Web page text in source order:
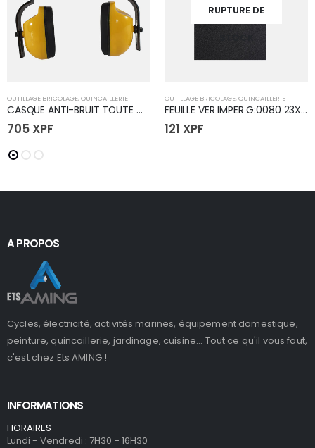
OUTILLAGE BRICOLAGE, QUINCAILLERIE
CASQUE ANTI-BRUIT TOUTE MARQUE
705 XPF
RUPTURE DE
OUTILLAGE BRICOLAGE, QUINCAILLERIE
FEUILLE VER IMPER G:0080 23X28
121 XPF
A PROPOS
Cycles, électricité, activités marines, équipement domestique,
peinture, quincaillerie, jardinage, cuisine... Tout ce qu'il vous faut,
c'est chez Ets AMING !
INFORMATIONS
HORAIRES
Lundi - Vendredi : 7H30 - 16H30